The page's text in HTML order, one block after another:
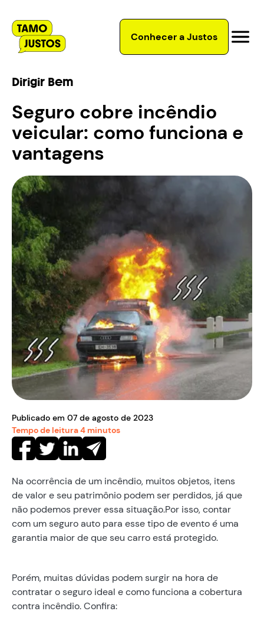
Conhecer a Justos
Dirigir Bem
Seguro cobre incêndio
veicular: como funciona e
vantagens
Publicado em 07 de agosto de 2023
Tempo de leitura4 minutos
Na ocorrência de um incêndio, muitos objetos, itens
de valor e seu patrimônio podem ser perdidos, já que
não podemos prever essa situação.Por isso, contar
com um seguro auto para esse tipo de evento é uma
garantia maior de que seu carro está protegido.
Porém, muitas dúvidas podem surgir na hora de
contratar o seguro ideal e como funciona a cobertura
contra incêndio. Confira: